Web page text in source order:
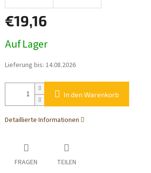
€19,16
Auf Lager
Lieferung bis: 14.08.2026
In den Warenkorb
Detaillierte Informationen
FRAGEN TEILEN